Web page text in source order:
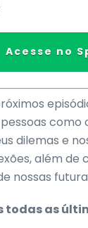
Acesse no
como
dilemas e
além de
nossas
todas as